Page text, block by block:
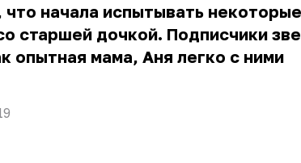
что начала испытывать некоторые
старшей дочкой. Подписчики
опытная мама, Аня легко с ними